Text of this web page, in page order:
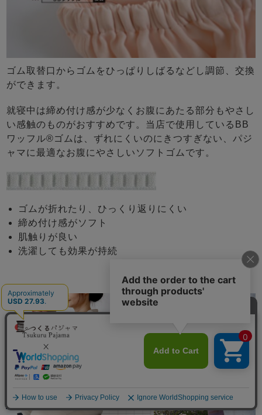
メニュー
ゴム取替口からゴムをひっぱりしばるなどし調節、交換
ができます。
就寝中は締め付け感が少なくお腹にあたる部分もやさし
い感触のものがおすすめです。当店で使用しているBB
ワッフル®ゴムは、ずれにくいのにきつすぎない、パジ
ャマに最適なお腹にやさしいソフトゴムです。
ゴムが折れたり、ひっくり返りにくい
締め付け感がソフト
肌触りが良い
洗濯しても効果が持続